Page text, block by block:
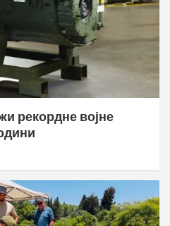
рекордне војне